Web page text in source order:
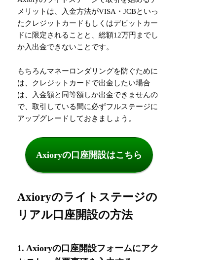
メリットは、入金方法がVISA・JCBといっ
たクレジットカードもしくはデビットカー
ドに限定されることと、総額12万円までし
か入出金できないことです。
もちろんマネーロンダリングを防ぐために
は、クレジットカードで出金したい場合
は、入金額と同等額しか出金できませんの
で、取引している間に必ずフルステージに
アップグレードしておきましょう。
Axioryの口座開設はこちら
Axioryのライトステージの
リアル口座開設の方法
1. Axioryの口座開設フォームにアク